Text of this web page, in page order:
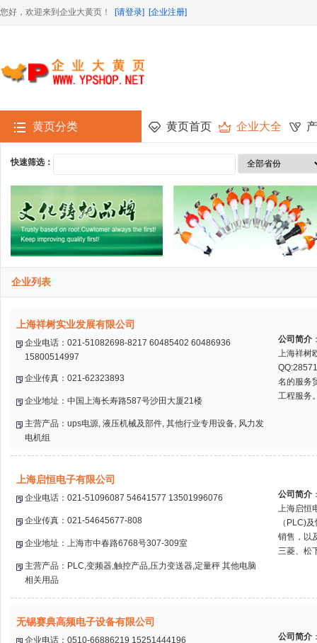
您好，欢迎来到企业大黄页！ [请登录] [企业注册]
黄页分类 黄页首页 企业大全
快速筛选：
企业列表
上海祥树实业发展有限公司
企业电话：021-51082698-8217 60485402 60486936
15800514997
企业传真：021-62323893
企业地址：中国上海长寿路587号沙田大厦21楼
主营产品：ups电源, 液压机械及部件, 其他行业专用设备, 风力发
电机组
公司简介
上海祥树
名的服务
工程服务
上海启恒电子有限公司
企业电话：021-51096087 54641577 13501996076
企业传真：021-54645677-808
企业地址：上海市中春路6768号307-309室
主营产品：PLC,变频器,触控产品,压力变送器,定量秤 其他电脑
相关用品
公司简介
上海启恒
（PLC)
销售，以
三菱、松
无锡赛典高频电子设备有限公司
企业电话：0510-66886219 15251444196 公司简介